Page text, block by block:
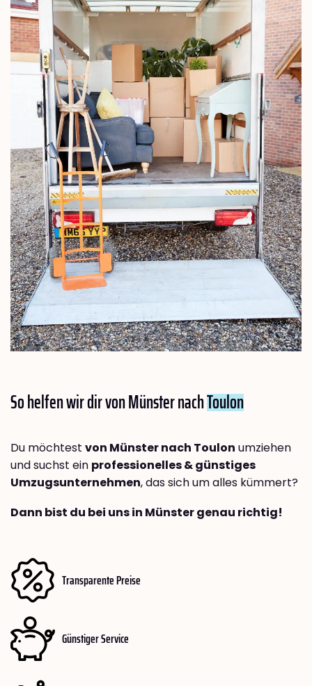
So helfen wir dir von Münster nachToulon
Du möchtest von Münster nach Toulon umziehen
und suchst ein professionelles & günstiges
Umzugsunternehmen, das sich um alles kümmert?
Dann bist du bei uns in Münster genau richtig!
Transparente Preise
Günstiger Service